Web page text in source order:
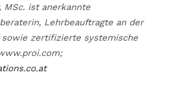
MSc. ist anerkannte
Lehrbeauftragte an der
sowie zertifizierte systemische